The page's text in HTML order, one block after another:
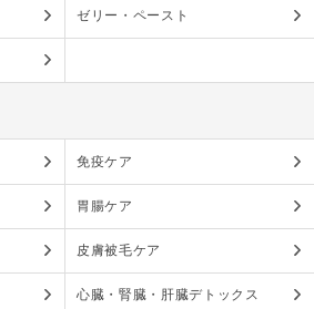
ゼリー・ペースト
免疫ケア
胃腸ケア
皮膚被毛ケア
心臓・腎臓・肝臓デトックス